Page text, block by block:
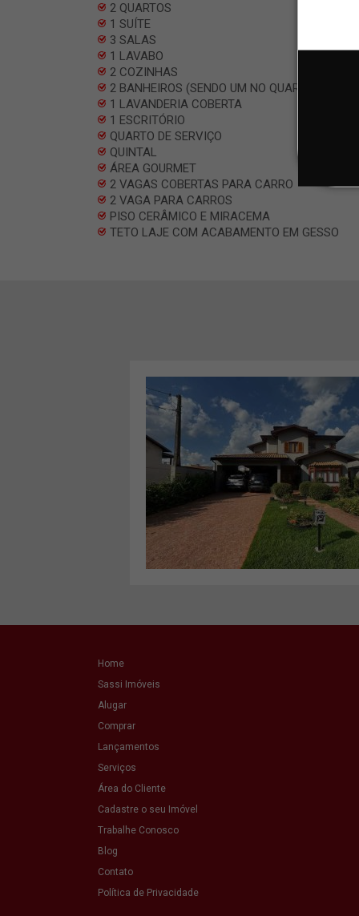
2 QUARTOS
1 SUÍTE
3 SALAS
1 LAVABO
2 COZINHAS
2 BANHEIROS (SENDO UM NO QUARTO DE
1 LAVANDERIA COBERTA
1 ESCRITÓRIO
QUARTO DE SERVIÇO
QUINTAL
ÁREA GOURMET
2 VAGAS COBERTAS PARA CARRO
2 VAGA PARA CARROS
PISO CERÂMICO E MIRACEMA
TETO LAJE COM ACABAMENTO EM GESSO
Home
Sassi Imóveis
Alugar
Comprar
Lançamentos
Serviços
Área do Cliente
Cadastre o seu Imóvel
Trabalhe Conosco
Blog
Contato
Política de Privacidade